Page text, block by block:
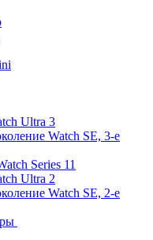
Ultra 3
Watch SE, 3-е
Series 11
Ultra 2
Watch SE, 2-е